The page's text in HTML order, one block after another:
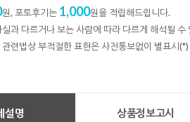
원, 포토후기는 1,000원을 적립해드립니다.
과 다르거나 보는 사람에 따라 다르게 해석될 수
련법상 부적절한 표현은 사전통보없이 별표시
설명 상품정보고시